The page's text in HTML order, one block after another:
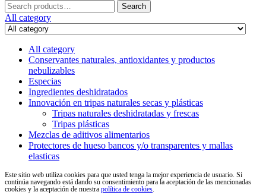
Search
All category
All category
Conservantes naturales, antioxidantes y productos
nebulizables
Especias
Ingredientes deshidratados
Innovación en tripas naturales secas y plásticas
Tripas naturales deshidratadas y frescas
Tripas plásticas
Mezclas de aditivos alimentarios
Protectores de hueso bancos y/o transparentes y mallas
elasticas
Este sitio web utiliza cookies para que usted tenga la mejor experiencia de usuario. Si
continúa navegando está dando su consentimiento para la aceptación de las mencionadas
cookies y la aceptación de nuestra política de cookies